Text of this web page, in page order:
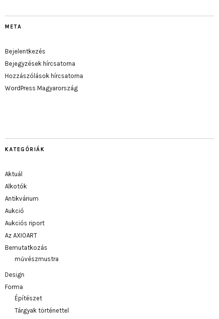
META
Bejelentkezés
Bejegyzések hírcsatorna
Hozzászólások hírcsatorna
WordPress Magyarország
KATEGÓRIÁK
Aktuál
Alkotók
Antikvárium
Aukció
Aukciós riport
Az AXIOART
Bemutatkozás
művészmustra
Design
Forma
Építészet
Tárgyak történettel